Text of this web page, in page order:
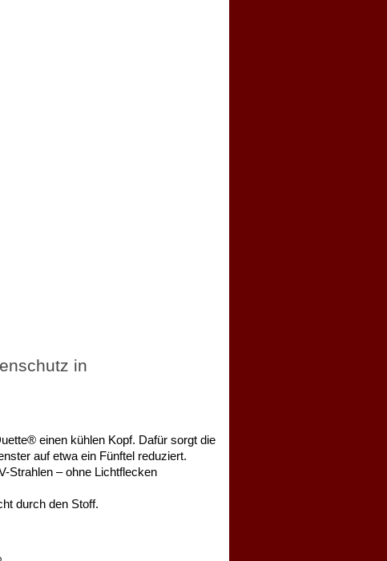
in
einen kühlen Kopf. Dafür sorgt die
auf etwa ein Fünftel reduziert.
Strahlen – ohne Lichtflecken
durch den Stoff.